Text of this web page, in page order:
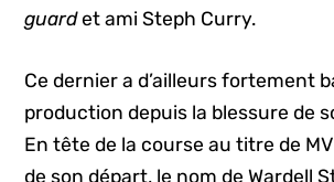
guardet ami Steph Curry.
Ce dernier a d’ailleurs fortement
production depuis la blessure de
En tête de la course au titre de
de son départ, le nom de Wardell